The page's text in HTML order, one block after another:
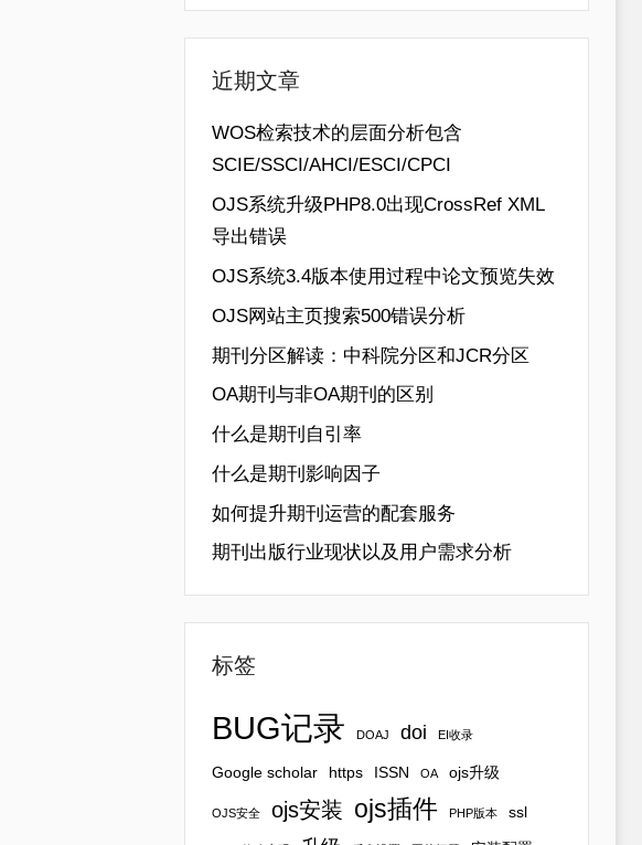
近期文章
WOS检索技术的层面分析包含
SCIE/SSCI/AHCI/ESCI/CPCI
OJS系统升级PHP8.0出现CrossRef XML
导出错误
OJS系统3.4版本使用过程中论文预览失效
OJS网站主页搜索500错误分析
期刊分区解读：中科院分区和JCR分区
OA期刊与非OA期刊的区别
什么是期刊自引率
什么是期刊影响因子
如何提升期刊运营的配套服务
期刊出版行业现状以及用户需求分析
标签
BUG记录 DOAJ doi EI收录
Google scholar https ISSN OA ojs升级
OJS安全 ojs安装 ojs插件 PHP版本 ssl